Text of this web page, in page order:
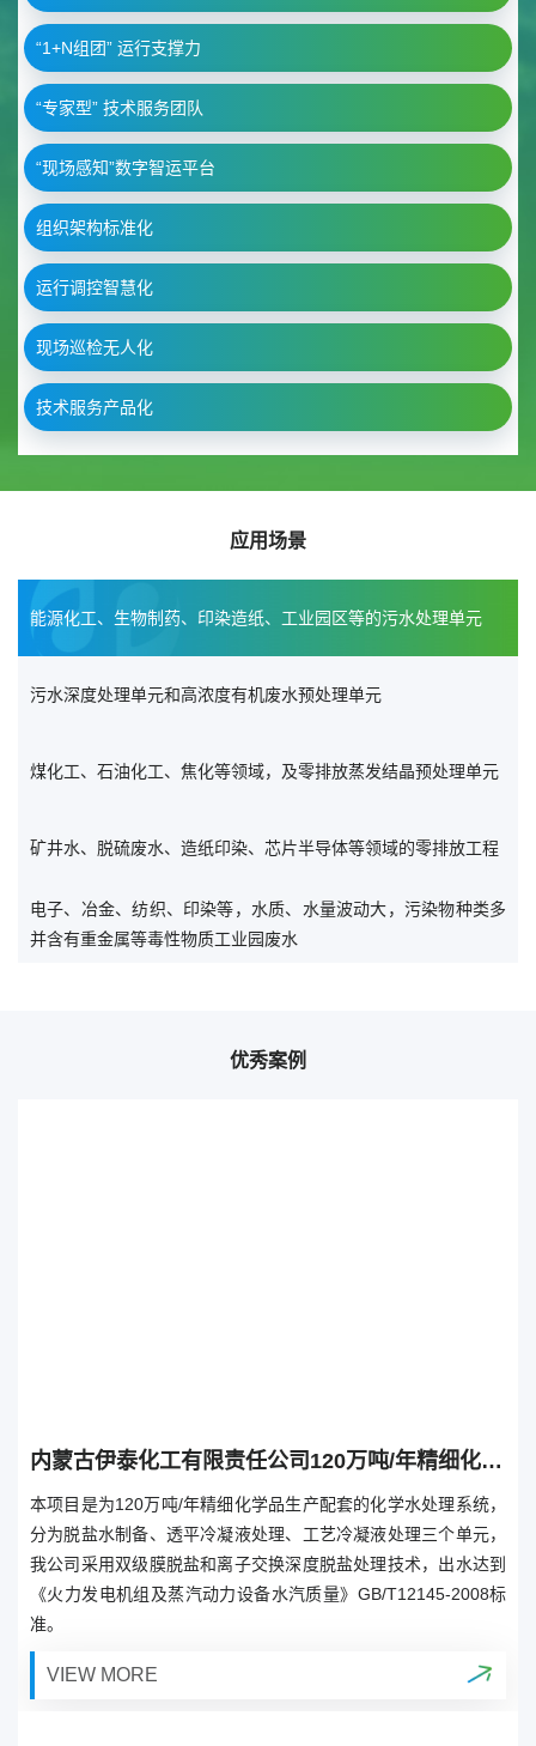
“1+N组团” 运行支撑力
“专家型” 技术服务团队
“现场感知”数字智运平台
组织架构标准化
运行调控智慧化
现场巡检无人化
技术服务产品化
应用场景
能源化工、生物制药、印染造纸、工业园区等的污水处理单元
污水深度处理单元和高浓度有机废水预处理单元
煤化工、石油化工、焦化等领域，及零排放蒸发结晶预处理单元
矿井水、脱硫废水、造纸印染、芯片半导体等领域的零排放工程
电子、冶金、纺织、印染等，水质、水量波动大，污染物种类多
并含有重金属等毒性物质工业园废水
优秀案例
内蒙古伊泰化工有限责任公司120万吨/年精细化学品示范项目化学水处理装置
本项目是为120万吨/年精细化学品生产配套的化学水处理系统，
分为脱盐水制备、透平冷凝液处理、工艺冷凝液处理三个单元，
我公司采用双级膜脱盐和离子交换深度脱盐处理技术，出水达到
《火力发电机组及蒸汽动力设备水汽质量》GB/T12145-2008标
准。
VIEW MORE